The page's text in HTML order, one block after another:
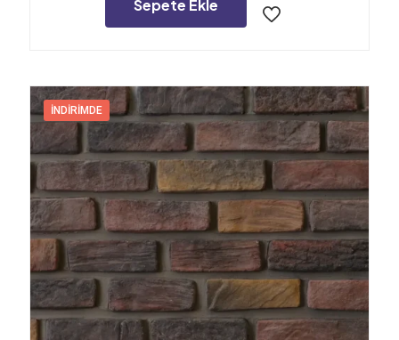
Sepete Ekle
İNDIRIMDE